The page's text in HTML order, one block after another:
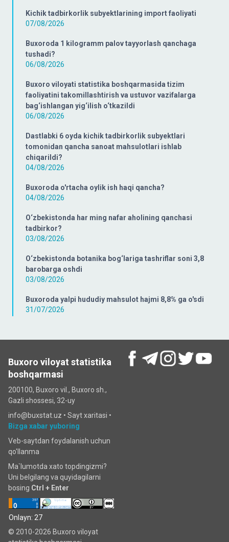
Kichik tadbirkorlik subyektlarining import faoliyati
07/08/2026
Buxoroda 1 kilogramm palov tayyorlash qanchaga
tushadi?
06/08/2026
Buxoro viloyati statistika boshqarmasida tizim
faoliyatini takomillashtirish va ustuvor vazifalarga
bag‘ishlangan yig‘ilish o‘tkazildi
06/08/2026
Dastlabki 6 oyda kichik tadbirkorlik subyektlari
tomonidan qancha sanoat mahsulotlari ishlab
chiqarildi?
04/08/2026
Buxoroda o'rtacha oylik ish haqi qancha?
04/08/2026
O‘zbekistonda har ming nafar aholining qanchasi
tadbirkor?
03/08/2026
O‘zbekistonda botanika bog‘lariga tashriflar soni 3,8
barobarga oshdi
03/08/2026
Buxoroda yalpi hududiy mahsulot hajmi 8,8% ga o'sdi
31/07/2026
Buxoro viloyat statistika
boshqarmasi
200100, Buxoro vil., Buxoro sh.,
Gazli shossesi, 32-uy
info@buxstat.uz • Sayt xaritasi •
Bizga xabar yuboring
Veb-saytdan foydalanish uchun
qo'llanma
Ma`lumotda xato topdingizmi?
Uni belgilang va quyidagilarni
bosing Ctrl + Enter
Onlayn: 27
© 2010-2026 Buxoro viloyat